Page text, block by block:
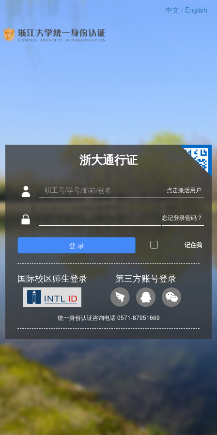
中文 | English
浙大通行证
点击激活用户
忘记登录密码 ?
登 录 记住我
国际校区师生登录 第三方账号登录
统一身份认证咨询电话 0571-87951669